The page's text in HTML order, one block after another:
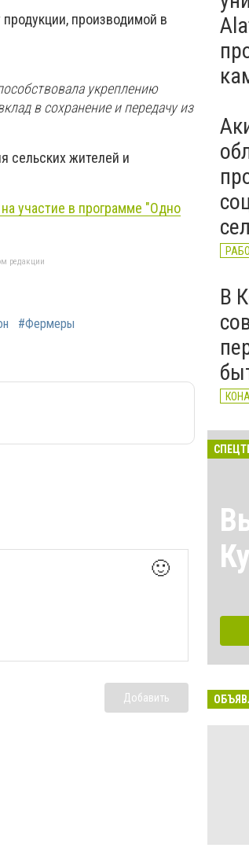
производимой в
укреплению
в сохранение и передачу из
сельских жителей и
участие в программе "Одно
редакции
#Фермеры
🙂
Добавить
В